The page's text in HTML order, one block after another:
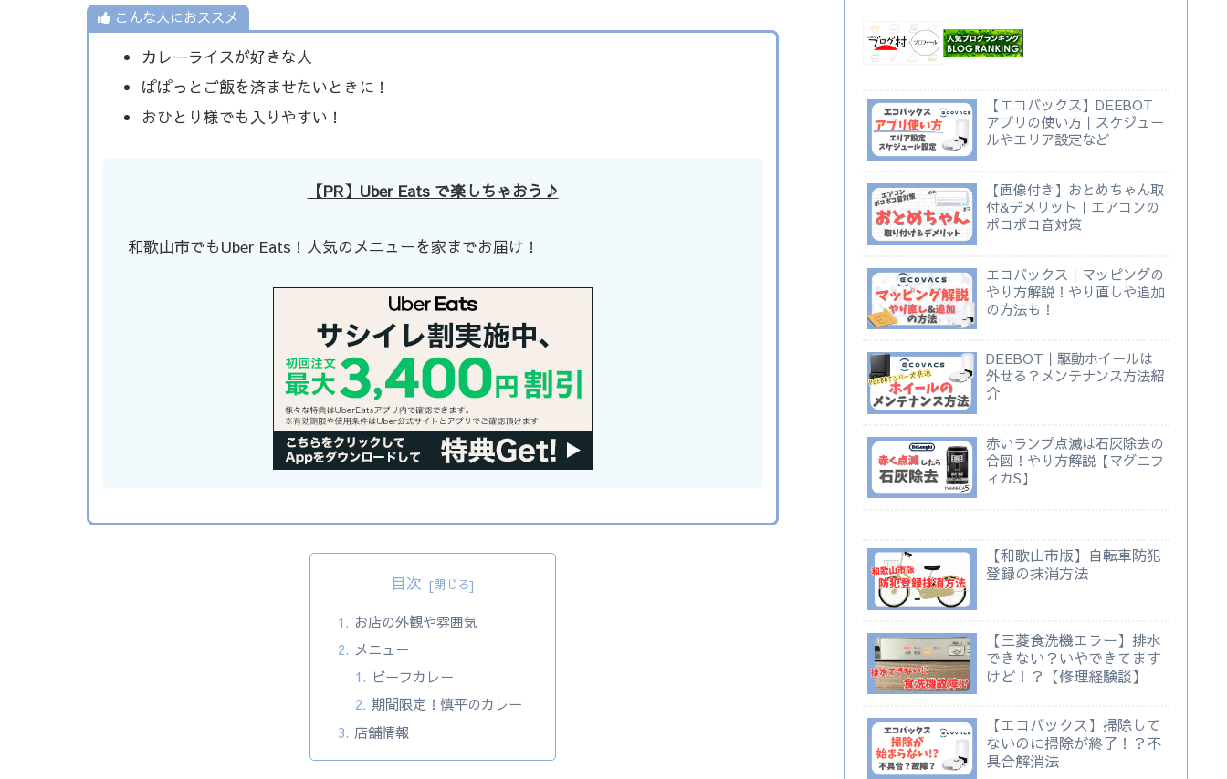
こんな人におススメ
カレーライスが好きな人
ぱぱっとご飯を済ませたいときに！
おひとり様でも入りやすい！
【PR】Uber Eats で楽しちゃおう♪
和歌山市でもUber Eats！人気のメニューを家までお届け！
目次
お店の外観や雰囲気
メニュー
ビーフカレー
期間限定！慎平のカレー
店舗情報
【エコバックス】DEEBOT
アプリの使い方｜スケジュー
ルやエリア設定など
【画像付き】おとめちゃん取
付&デメリット｜エアコンの
ポコポコ音対策
エコバックス｜マッピングの
やり方解説！やり直しや追加
の方法も！
DEEBOT｜駆動ホイールは
外せる？メンテナンス方法紹
介
赤いランプ点滅は石灰除去の
合図！やり方解説【マグニフ
ィカS】
【和歌山市版】自転車防犯
登録の抹消方法
【三菱食洗機エラー】排水
できない？いやできてます
けど！？【修理経験談】
【エコバックス】掃除して
ないのに掃除が終了！？不
具合解消法